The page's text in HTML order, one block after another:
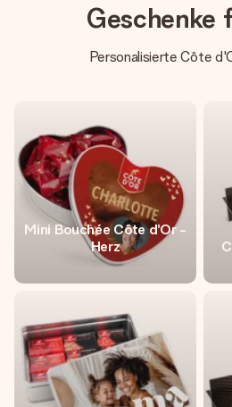
Geschenke
Personalisierte Côte
Mini Bouchée Côte d’Or -
Herz